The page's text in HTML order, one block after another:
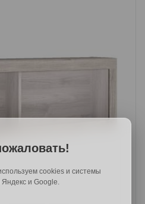
cookies и системы
Яндекс и Google.